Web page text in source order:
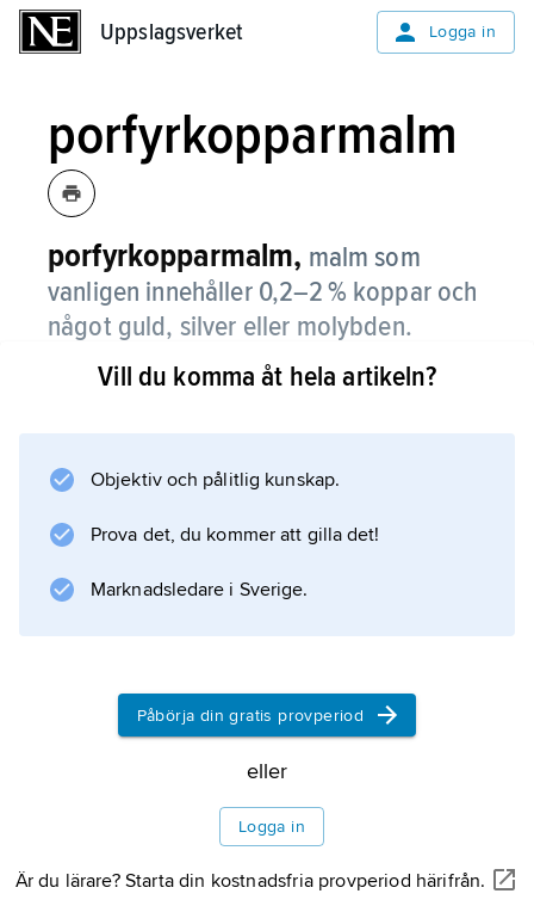
Uppslagsverket Logga in
porfyrkopparmalm
porfyrkopparmalm, malm som
vanligen innehåller 0,2–2 % koppar och
något guld, silver eller molybden.
Fyndigheterna omfattar vanligen flera hundra
miljarder ton. Porfyrkopparmalm svarar för ca
dagbrott. Den påträffas vanligen i yngre
bergskedjor, t.ex. runt Stilla havet.
Information om artikeln
Vill du komma åt hela artikeln?
Objektiv och pålitlig kunskap.
Prova det, du kommer att gilla det!
Marknadsledare i Sverige.
Påbörja din gratis provperiod
eller
Logga in
Är du lärare? Starta din kostnadsfria provperiod härifrån.